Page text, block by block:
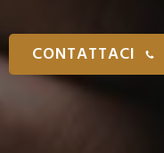
CONTATTACI